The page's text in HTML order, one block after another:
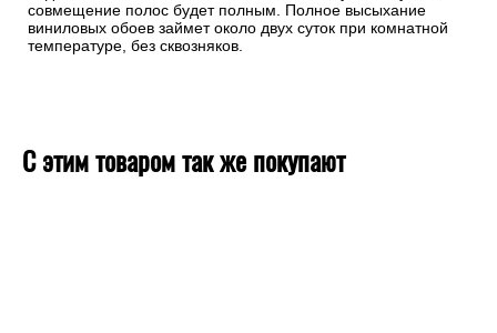
совмещение полос будет полным. Полное высыхание
виниловых обоев займет около двух суток при комнатной
температуре, без сквозняков.
С этим товаром так же покупают